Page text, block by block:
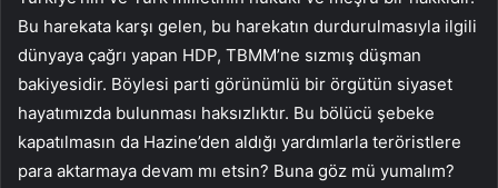
Bu harekata karşı gelen, bu harekatın durdurulmasıyla ilgili
dünyaya çağrı yapan HDP, TBMM’ne sızmış düşman
bakiyesidir. Böylesi parti görünümlü bir örgütün siyaset
hayatımızda bulunması haksızlıktır. Bu bölücü şebeke
kapatılmasın da Hazine’den aldığı yardımlarla teröristlere
para aktarmaya devam mı etsin? Buna göz mü yumalım?